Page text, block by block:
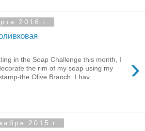
2016 г.
›
in the Soap Challenge this month, I
the rim of my soap using my
the Olive Branch. I hav...
2015 г.